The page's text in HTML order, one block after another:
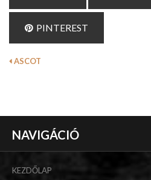
PINTEREST
ASCOT
NAVIGÁCIÓ
KEZDŐLAP